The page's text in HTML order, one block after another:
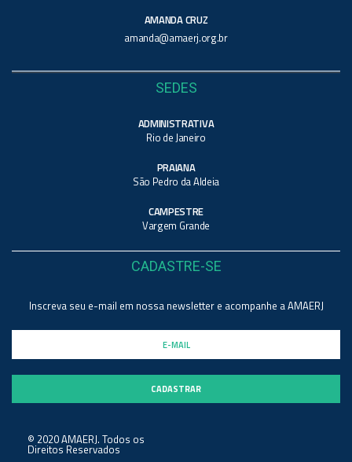
AMANDA CRUZ
amanda@amaerj.org.br
SEDES
ADMINISTRATIVA
Rio de Janeiro
PRAIANA
São Pedro da Aldeia
CAMPESTRE
Vargem Grande
CADASTRE-SE
Inscreva seu e-mail em nossa newsletter e acompanhe a AMAERJ
© 2020 AMAERJ. Todos os
Direitos Reservados